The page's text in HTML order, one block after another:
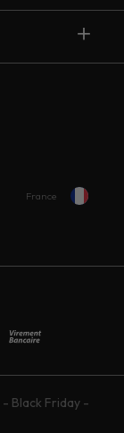
France
- Black Friday -